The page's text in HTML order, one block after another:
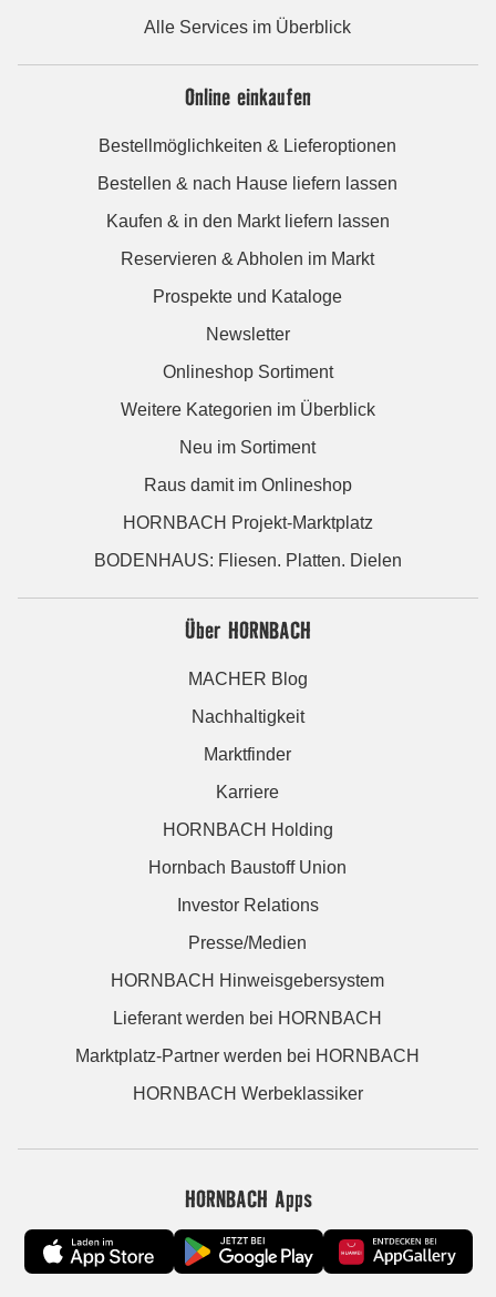
Alle Services im Überblick
Online einkaufen
Bestellmöglichkeiten & Lieferoptionen
Bestellen & nach Hause liefern lassen
Kaufen & in den Markt liefern lassen
Reservieren & Abholen im Markt
Prospekte und Kataloge
Newsletter
Onlineshop Sortiment
Weitere Kategorien im Überblick
Neu im Sortiment
Raus damit im Onlineshop
HORNBACH Projekt-Marktplatz
BODENHAUS: Fliesen. Platten. Dielen
Über HORNBACH
MACHER Blog
Nachhaltigkeit
Marktfinder
Karriere
HORNBACH Holding
Hornbach Baustoff Union
Investor Relations
Presse/Medien
HORNBACH Hinweisgebersystem
Lieferant werden bei HORNBACH
Marktplatz-Partner werden bei HORNBACH
HORNBACH Werbeklassiker
HORNBACH Apps